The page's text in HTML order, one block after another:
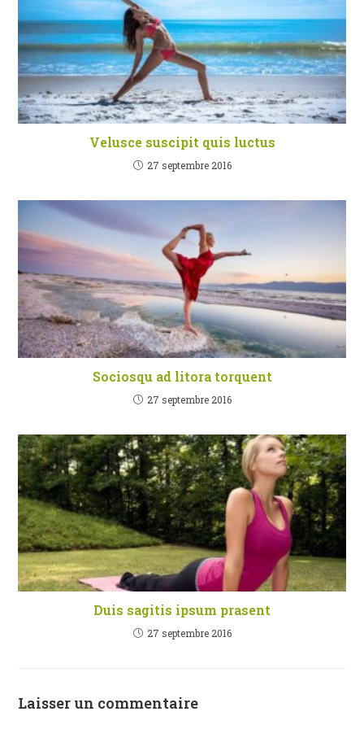
Velusce suscipit quis luctus
27 septembre 2016
Sociosqu ad litora torquent
27 septembre 2016
Duis sagitis ipsum prasent
27 septembre 2016
Laisser un commentaire